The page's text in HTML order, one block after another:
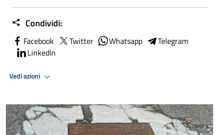
Condividi:
Facebook Twitter Whatsapp
Telegram
LinkedIn
Vedi azioni